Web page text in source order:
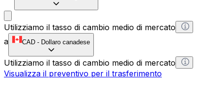
Utilizziamo il tasso di cambio medio di mercato
a
CAD - Dollaro canadese
Utilizziamo il tasso di cambio medio di mercato
Visualizza il preventivo per il trasferimento